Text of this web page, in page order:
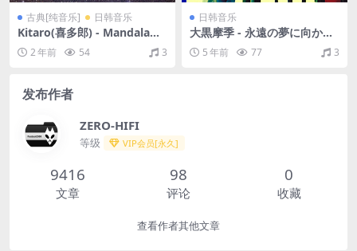
古典[纯音乐] 日韩音乐
Kitaro(喜多郎) - Mandala（1
994/FLAC/分轨/294M）
2 年前 54 3
日韩音乐
大黒摩季 - 永遠の夢に向かっ
て（1994/FLAC/分轨/365
M）5 年前 77 3
发布作者
ZERO-HIFI
等级 VIP会员[永久]
9416
文章
98
评论
0
收藏
查看作者其他文章